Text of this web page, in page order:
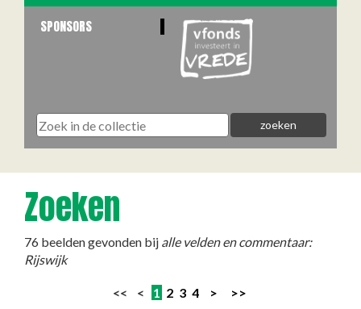
SPONSORS
Zoeken
76 beelden gevonden bij alle velden en commentaar:
Rijswijk
<< < 1 2 3 4 > >>